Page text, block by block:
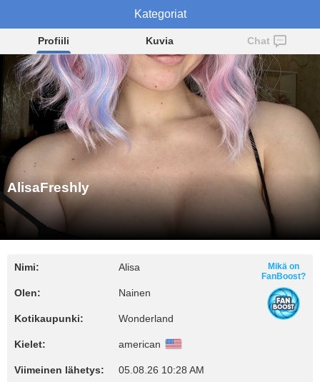
AlisaFreshly
Profiili Kuvia Chat
AlisaFreshly
Nimi: Alisa
Olen: Nainen
Kotikaupunki: Wonderland
Kielet: american
Viimeinen lähetys: 05.08.26 10:28 AM
Mikä on
FanBoost?
Kategoriat